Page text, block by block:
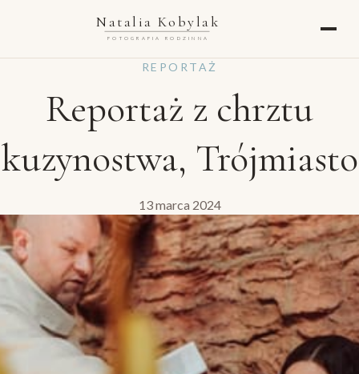
Natalia Kobylak
FOTOGRAFIA RODZINNA
REPORTAŻ
Reportaż z chrztu
kuzynostwa, Trójmiasto
13 marca 2024